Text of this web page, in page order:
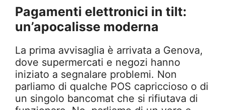
Pagamenti elettronici in tilt:
un’apocalisse moderna
La prima avvisaglia è arrivata a Genova,
dove supermercati e negozi hanno
iniziato a segnalare problemi. Non
parliamo di qualche POS capriccioso o di
un singolo bancomat che si rifiutava di